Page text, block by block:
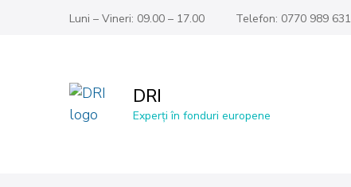
Luni – Vineri: 09.00 – 17.00 Telefon: 0770 989 631
DRI
Experți în fonduri europene